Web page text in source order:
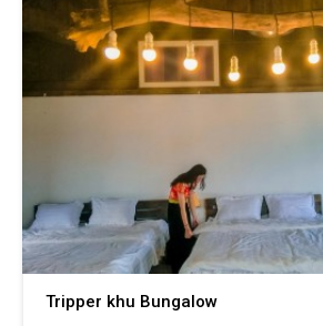
Tripper khu Bungalow